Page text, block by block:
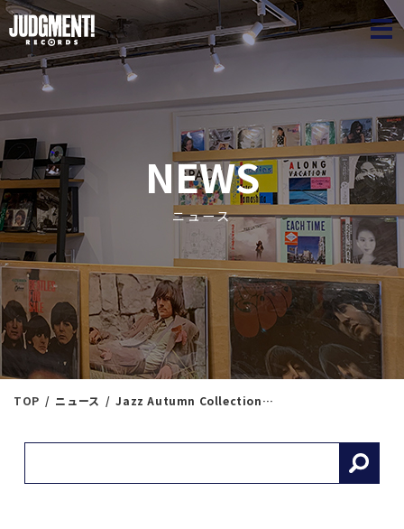
NEWS
ニュース
TOP ニュース Jazz Autumn Collection⑧ ＜新入荷情報＞ 9/18（水）18：05出品 ※通販リスト付